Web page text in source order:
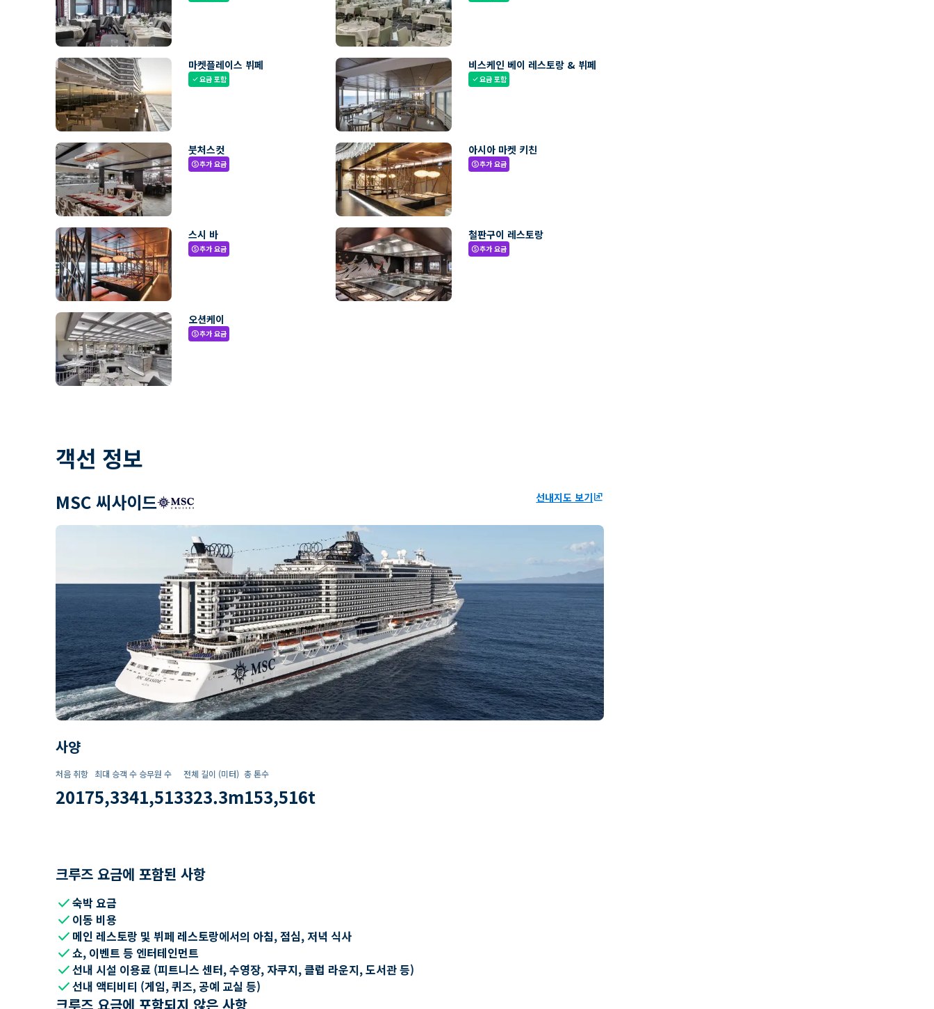
마켓플레이스 뷔페
check요금 포함
비스케인 베이 레스토랑 & 뷔페
check요금 포함
붓처스컷
paid추가 요금
아시아 마켓 키친
paid추가 요금
스시 바
paid추가 요금
철판구이 레스토랑
paid추가 요금
오션케이
paid추가 요금
객선 정보
MSC 씨사이드 선내지도 보기ungroup
사양
처음 취항
2017
최대 승객 수
5,334
승무원 수
1,513
전체 길이 (미터)
323.3m
총 톤수
153,516t
크루즈 요금에 포함된 사항
check숙박 요금
check 이동 비용
check 메인 레스토랑 및 뷔페 레스토랑에서의 아침, 점심, 저녁 식사
check쇼, 이벤트 등 엔터테인먼트
check선내 시설 이용료 (피트니스 센터, 수영장, 자쿠지, 클럽 라운지, 도서관 등)
check선내 액티비티 (게임, 퀴즈, 공예 교실 등)
크루즈 요금에 포함되지 않은 사항